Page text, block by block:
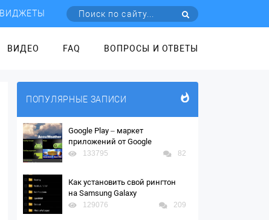
ВИДЖЕТЫ
ВИДЕО FAQ ВОПРОСЫ И ОТВЕТЫ
ПОПУЛЯРНЫЕ ЗАПИСИ
Google Play – маркет
приложений от Google
133795 82
Как установить свой рингтон
на Samsung Galaxy
129076 209